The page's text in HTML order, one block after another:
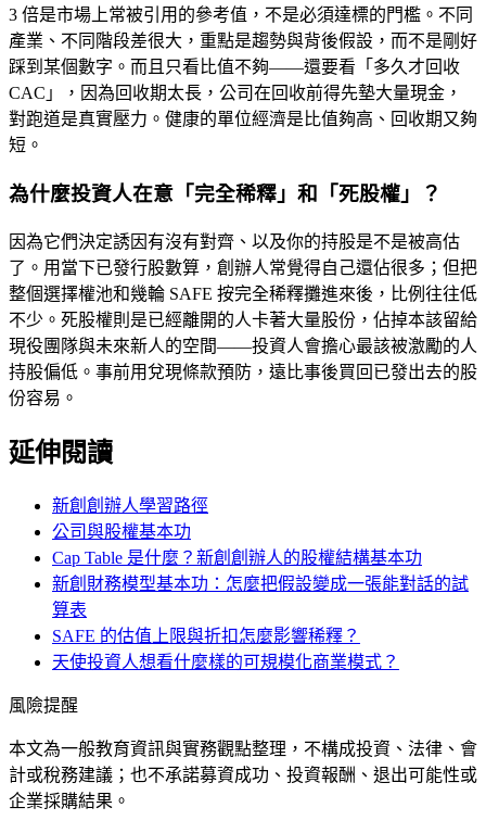
3 倍是市場上常被引用的參考值，不是必須達標的門檻。不同
產業、不同階段差很大，重點是趨勢與背後假設，而不是剛好
踩到某個數字。而且只看比值不夠——還要看「多久才回收
CAC」，因為回收期太長，公司在回收前得先墊大量現金，
對跑道是真實壓力。健康的單位經濟是比值夠高、回收期又夠
短。
為什麼投資人在意「完全稀釋」和「死股權」？
因為它們決定誘因有沒有對齊、以及你的持股是不是被高估
了。用當下已發行股數算，創辦人常覺得自己還佔很多；但把
整個選擇權池和幾輪 SAFE 按完全稀釋攤進來後，比例往往低
不少。死股權則是已經離開的人卡著大量股份，佔掉本該留給
現役團隊與未來新人的空間——投資人會擔心最該被激勵的人
持股偏低。事前用兌現條款預防，遠比事後買回已發出去的股
份容易。
延伸閱讀
新創創辦人學習路徑
公司與股權基本功
Cap Table 是什麼？新創創辦人的股權結構基本功
新創財務模型基本功：怎麼把假設變成一張能對話的試
算表
SAFE 的估值上限與折扣怎麼影響稀釋？
天使投資人想看什麼樣的可規模化商業模式？
風險提醒
本文為一般教育資訊與實務觀點整理，不構成投資、法律、會
計或稅務建議；也不承諾募資成功、投資報酬、退出可能性或
企業採購結果。